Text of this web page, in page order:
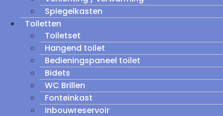
Spiegelkasten
Toiletten
Toiletset
Hangend toilet
Bedieningspaneel toilet
Bidets
WC Brillen
Fonteinkast
Inbouwreservoir